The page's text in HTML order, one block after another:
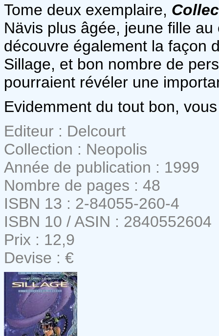
Tome deux exemplaire,
Nävis plus âgée, jeune fille
découvre également la façon
Sillage, et bon nombre de
pourraient révéler une
Evidemment du tout bon,
Editeur : Delcourt
Collection : Neopolis
Année de publication : 1999
Nombre de pages : 48
ISBN 13 : 2-84055-260-4
ISBN 10 / ASIN : 2840552604
Prix : 12,9
Devise : €